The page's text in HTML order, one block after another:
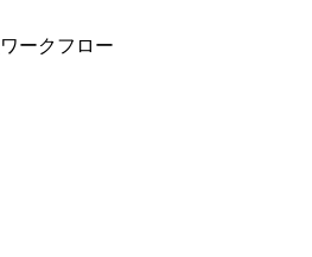
ワークフロー